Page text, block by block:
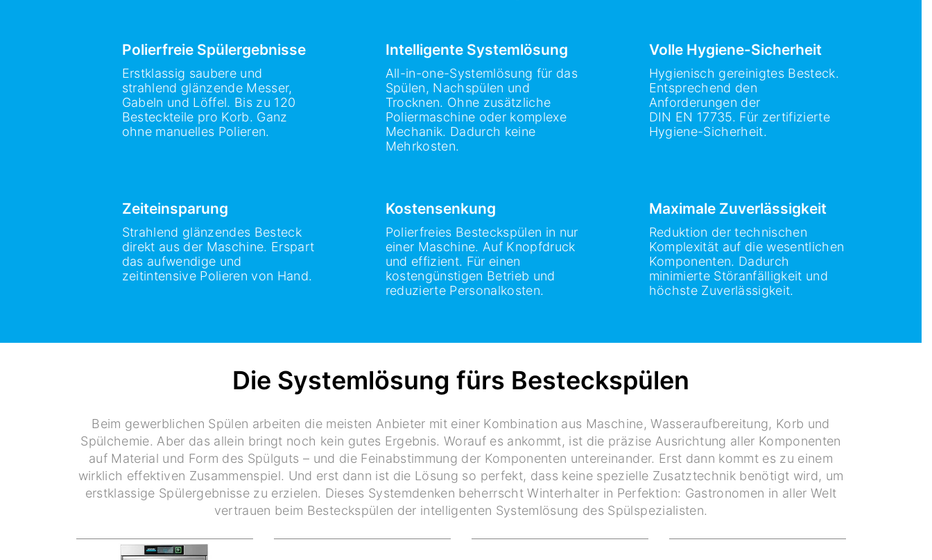
Polierfreie Spülergebnisse
Erstklassig saubere und
strahlend glänzende Messer,
Gabeln und Löffel. Bis zu 120
Besteckteile pro Korb. Ganz
ohne manuelles Polieren.
Intelligente Systemlösung
All-in-one-Systemlösung für das
Spülen, Nachspülen und
Trocknen. Ohne zusätzliche
Poliermaschine oder komplexe
Mechanik. Dadurch keine
Mehrkosten.
Volle Hygiene-Sicherheit
Hygienisch gereinigtes Besteck.
Entsprechend den
Anforderungen der
DIN EN 17735. Für zertifizierte
Hygiene-Sicherheit.
Zeiteinsparung
Strahlend glänzendes Besteck
direkt aus der Maschine. Erspart
das aufwendige und
zeitintensive Polieren von Hand.
Kostensenkung
Polierfreies Besteckspülen in nur
einer Maschine. Auf Knopfdruck
und effizient. Für einen
kostengünstigen Betrieb und
reduzierte Personalkosten.
Maximale Zuverlässigkeit
Reduktion der technischen
Komplexität auf die wesentlichen
Komponenten. Dadurch
minimierte Störanfälligkeit und
höchste Zuverlässigkeit.
Die Systemlösung fürs Besteckspülen
Beim gewerblichen Spülen arbeiten die meisten Anbieter mit einer Kombination aus Maschine, Wasseraufbereitung, Korb und
Spülchemie. Aber das allein bringt noch kein gutes Ergebnis. Worauf es ankommt, ist die präzise Ausrichtung aller Komponenten
auf Material und Form des Spülguts – und die Feinabstimmung der Komponenten untereinander. Erst dann kommt es zu einem
wirklich effektiven Zusammenspiel. Und erst dann ist die Lösung so perfekt, dass keine spezielle Zusatztechnik benötigt wird, um
erstklassige Spülergebnisse zu erzielen. Dieses Systemdenken beherrscht Winterhalter in Perfektion: Gastronomen in aller Welt
vertrauen beim Besteckspülen der intelligenten Systemlösung des Spülspezialisten.